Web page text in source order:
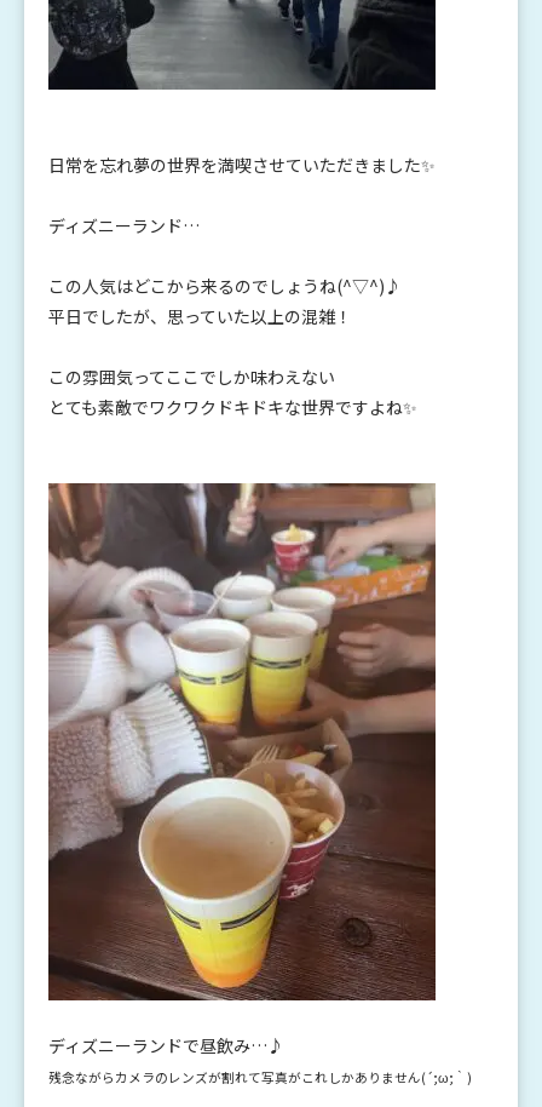
日常を忘れ夢の世界を満喫させていただきました✨
ディズニーランド…
この人気はどこから来るのでしょうね(^▽^)♪
平日でしたが、思っていた以上の混雑！
この雰囲気ってここでしか味わえない
とても素敵でワクワクドキドキな世界ですよね✨
ディズニーランドで昼飲み…♪
残念ながらカメラのレンズが割れて写真がこれしかありません(´;ω;｀)